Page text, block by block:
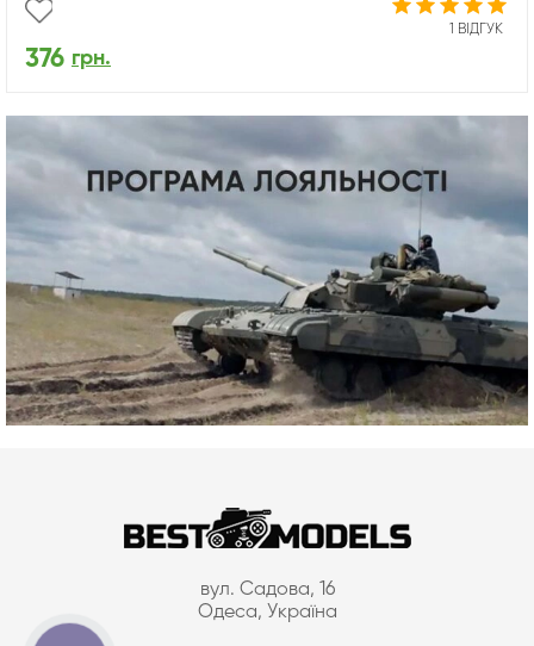
1 ВІДГУК
376 грн.
вул. Садова, 16
Одеса, Україна